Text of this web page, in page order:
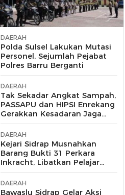
DAERAH
Polda Sulsel Lakukan Mutasi
Personel, Sejumlah Pejabat
Polres Barru Berganti
DAERAH
Tak Sekadar Angkat Sampah,
PASSAPU dan HIPSI Enrekang
Gerakkan Kesadaran Jaga
Ruang Publik
DAERAH
Kejari Sidrap Musnahkan
Barang Bukti 31 Perkara
Inkracht, Libatkan Pelajar
untuk Edukasi Bahaya
Narkoba
DAERAH
Bawaslu Sidrap Gelar Aksi